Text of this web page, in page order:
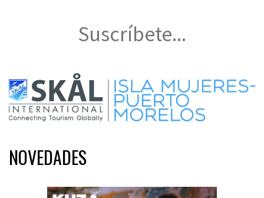
Suscríbete...
NOVEDADES